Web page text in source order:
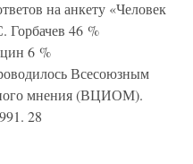
на анкету «Человек
Горбачев 46 %
6 %
Всесоюзным
мнения (ВЦИОМ).
28